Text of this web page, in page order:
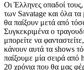
Οι Έλληνες οπαδοί
των Savatage και όλα
θα παίξουν μετά από
Συγκεκριμένα ο
μπορείτε να
κάνουν αυτά τα shows
παίξουμε μία σειρά
20 χρόνια που θα μας